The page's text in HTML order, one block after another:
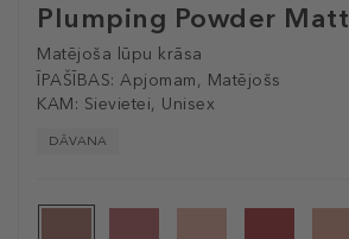
Plumping Powder
Matējoša lūpu krāsa
ĪPAŠĪBAS: Apjomam, Matējošs
KAM: Sievietei, Unisex
DĀVANA